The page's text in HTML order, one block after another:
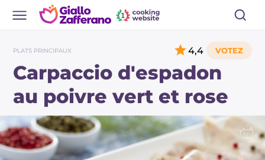
PLATS PRINCIPAUX
Carpaccio d'espadon
au poivre vert et rose
4,4